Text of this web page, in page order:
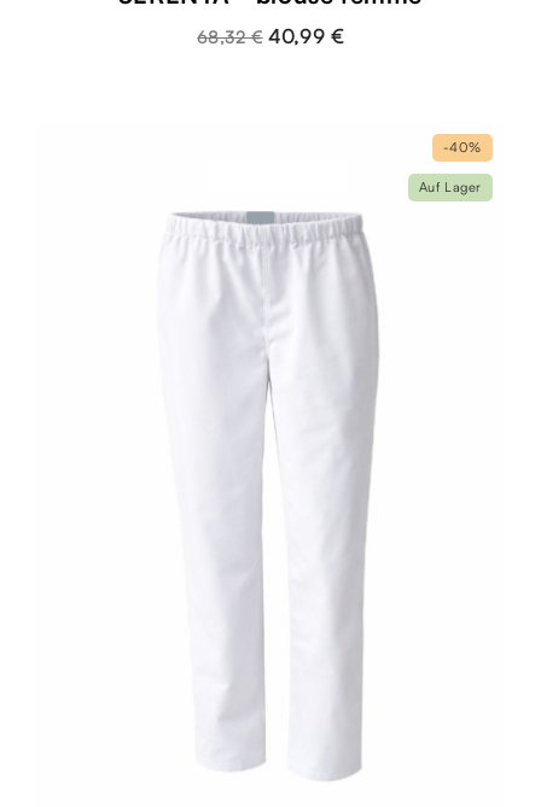
68,32 € 40,99 €
-40%
Auf Lager